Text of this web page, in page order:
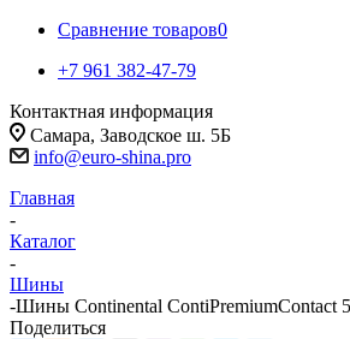
Сравнение товаров0
+7 961 382-47-79
Контактная информация
Самара, Заводское ш. 5Б
info@euro-shina.pro
Главная
-
Каталог
-
Шины
-Шины Continental ContiPremiumContact
Поделиться